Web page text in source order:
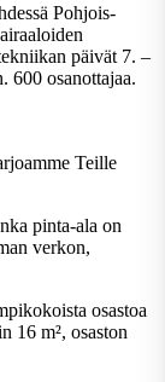
Pohjois-
päivät 7. –
600 osanottajaa.
Teille
pinta-ala on
verkon,
osastoa
16 m², osaston